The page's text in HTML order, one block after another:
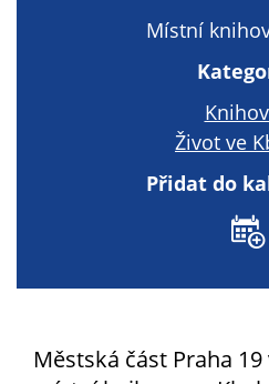
Místní
Život ve
Přidat do
Městská část Praha